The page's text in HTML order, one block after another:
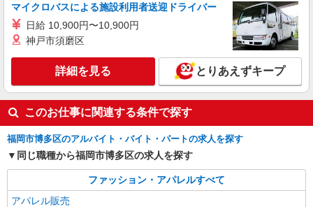
能力により時給UP！ あなたの頑張りをしっかり
と評価します♪ ※交通費規定支給 ※固定残業代な
し スタート時給は経験考慮いたします！ 【試用期
間】 試用期間：3か月間（給与等の条件に変更は
ありません） 【契約期間】 有期雇用：半年更新
5年以上の更新で希望者は無期雇用へ転換 昇給あ
り（半年毎。面談等によって決定）
福岡県福岡市博多区那珂6丁目23-1 ららぽー
キープ 詳細を見る
アルバイト
靴下屋
接客、販売
アルバイト：時給1,060円 ※経験・能力により
優遇します ※試用期間あり：時給1,060円
福岡県福岡市博多区那珂6丁目23-1 ららぽー
と福岡
マイクロバスによる施設利用者送迎ドライバー
日給 10,900円〜10,900円
神戸市須磨区
詳細を見る とりあえずキープ
このお仕事に関連する条件で探す
福岡市博多区のアルバイト・バイト・パートの求人を探す
同じ職種から福岡市博多区の求人を探す
ファッション・アパレルすべて
アパレル販売